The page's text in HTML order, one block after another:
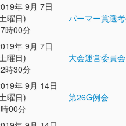
年 9月 7日
曜日)
時00分
パーマー賞選
年 9月 7日
曜日)
時30分
大会運営委員会
年 9月 14日
曜日)
00分
第26G例会